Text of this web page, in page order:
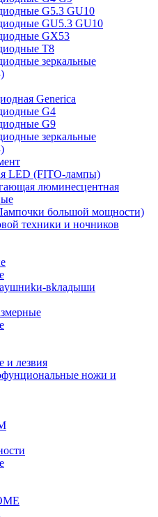
G5.3 GU10
GU5.3 GU10
GX53
T8
зеркальные
Generica
G4
G9
зеркальные
LED (FITO-лампы)
люминесцентная
большой мощности)
техники и ночников
вkлaдыши
и лезвия
ножи и